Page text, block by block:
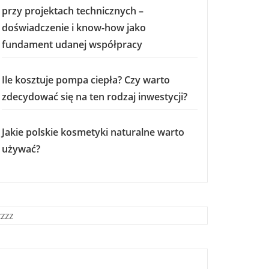
przy projektach technicznych –
doświadczenie i know-how jako
fundament udanej współpracy
Ile kosztuje pompa ciepła? Czy warto
zdecydować się na ten rodzaj inwestycji?
Jakie polskie kosmetyki naturalne warto
używać?